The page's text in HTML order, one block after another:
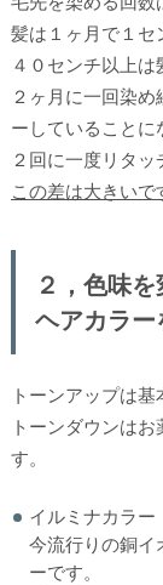
髪は１ヶ月で１セ
４０センチ以上は
２ヶ月に一回染
ーしていることに
２回に一度リタッ
この差は大きいで
２，色味
ヘアカラー
トーンアップは基
トーンダウンは
す。
イルミナカラー
今流行りの銅イ
ーです。